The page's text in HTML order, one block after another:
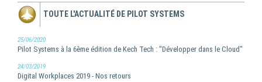
TOUTE L'ACTUALITÉ DE PILOT SYSTEMS
25/06/2020
Pilot Systems à la 6ème édition de Kech Tech : "Développer dans le Cloud"
24/03/2019
Digital Workplaces 2019 - Nos retours